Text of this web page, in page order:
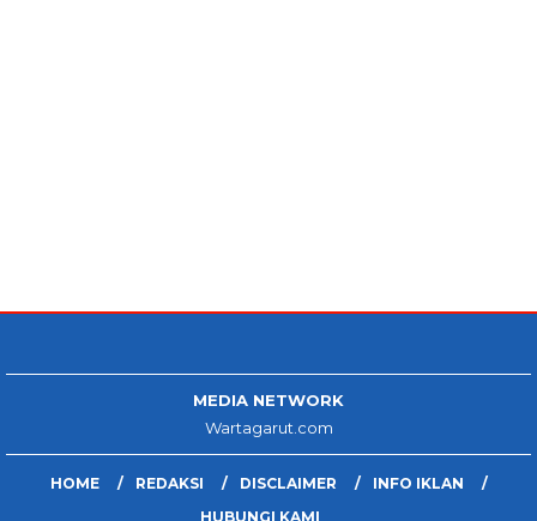
MEDIA NETWORK
Wartagarut.com
HOME REDAKSI DISCLAIMER
INFO IKLAN
HUBUNGI KAMI